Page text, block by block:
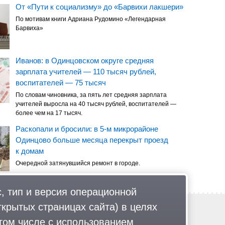
От «Пути к социализму» до «Барвихи лакшери»
По мотивам книги Адриана Рудомино «Легендарная
Барвиха»
Иванов: в Одинцовском округе средняя
зарплата учителей — 110 тысяч рублей,
воспитателей — 75 тысяч
По словам чиновника, за пять лет средняя зарплата
учителей выросла на 40 тысяч рублей, воспитателей —
более чем на 17 тысяч.
Раскопали и бросили: в 5-м микрорайоне
Одинцово больше месяца перекрыт проезд
к домам
Очередной затянувшийся ремонт в городе.
Обратная связь
Политика обработки персональных данных
тип и версия операционной
страницах сайта) в целях
числе с использованием